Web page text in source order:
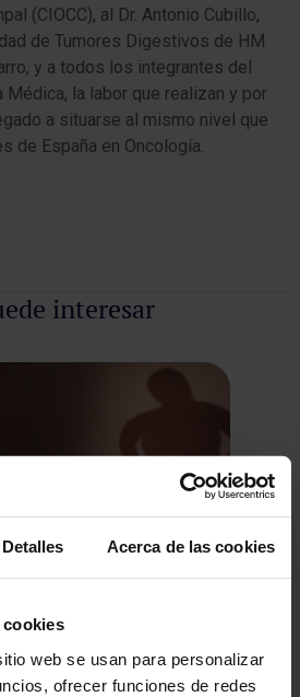
Detalles Acerca de las cookies
cookies
web se usan para personalizar
ofrecer funciones de redes
(CIOCC), al Dr. Antonio Cubillo,
de Tumores Digestivos de HM
y a todos los integrantes del
la labor que realizan y por
a situarse al mismo nivel que
de España en Oncología.
interesar
COVID-19 en los
Alimentaria
en nuestra forma de vida,
de pandemia actual, han